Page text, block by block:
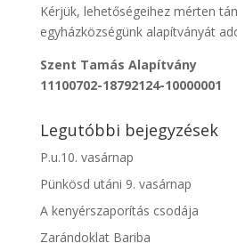
Kérjük, lehetőségeihez mérten
egyházközségünk alapítványát
Szent Tamás Alapítvány
11100702-18792124-10000001
Legutóbbi bejegyzések
P.u.10. vasárnap
Pünkösd utáni 9. vasárnap
A kenyérszaporítás csodája
Zarándoklat Bariba